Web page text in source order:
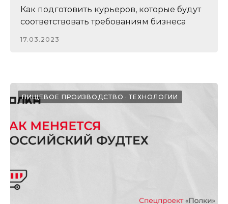
Как подготовить курьеров, которые будут
соответствовать требованиям бизнеса
17.03.2023
ПИЩЕВОЕ ПРОИЗВОДСТВО ТЕХНОЛОГИИ